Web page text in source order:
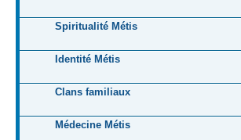
Spiritualité Métis
Identité Métis
Clans familiaux
Médecine Métis